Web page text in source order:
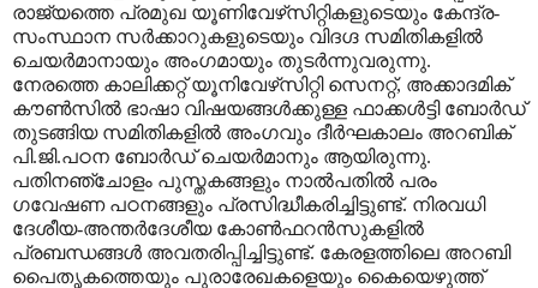
രാജ്യത്തെ പ്രമുഖ യൂണിവേഴ്‌സിറ്റികളുടെയും കേന്ദ്ര-
സംസ്ഥാന സര്‍ക്കാറുകളുടെയും വിദഗ്ദ സമിതികളില്‍
ചെയര്‍മാനായും അംഗമായും തുടര്‍ന്നുവരുന്നു.
നേരത്തെ കാലിക്കറ്റ് യൂനിവേഴ്‌സിറ്റി സെനറ്റ്, അക്കാദമിക്
കൗണ്‍സില്‍ ഭാഷാ വിഷയങ്ങള്‍ക്കുള്ള ഫാക്കള്‍ട്ടി ബോര്‍ഡ്
തുടങ്ങിയ സമിതികളില്‍ അംഗവും ദീര്‍ഘകാലം അറബിക്
പി.ജി.പഠന ബോര്‍ഡ് ചെയര്‍മാനും ആയിരുന്നു.
പതിനഞ്ചോളം പുസ്തകങ്ങളും നാല്‍പതില്‍ പരം
ഗവേഷണ പഠനങ്ങളും പ്രസിദ്ധീകരിച്ചിട്ടുണ്ട്. നിരവധി
ദേശീയ-അന്തര്‍ദേശീയ കോണ്‍ഫറന്‍സുകളില്‍
പ്രബന്ധങ്ങള്‍ അവതരിപ്പിച്ചിട്ടുണ്ട്. കേരളത്തിലെ അറബി
പൈതൃകത്തെയും പുരാരേഖകളെയും കൈയെഴുത്ത്